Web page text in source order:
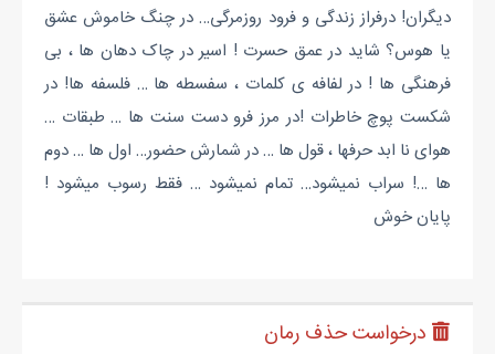
دیگران! درفراز زندگی و فرود روزمرگی… در چنگ خاموش عشق
یا هوس؟ شاید در عمق حسرت ! اسیر در چاک دهان ها ، بی
فرهنگی ها ! در لفافه ی کلمات ، سفسطه ها … فلسفه ها! در
شکست پوچ خاطرات !در مرز فرو دست سنت ها … طبقات …
هوای نا ابد حرفها ، قول ها … در شمارش حضور… اول ها … دوم
ها …! سراب نمیشود… تمام نمیشود … فقط رسوب میشود !
پایان خوش